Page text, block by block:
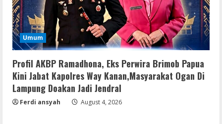
Umum
Profil AKBP Ramadhona, Eks Perwira Brimob Papua
Kini Jabat Kapolres Way Kanan,Masyarakat Ogan Di
Lampung Doakan Jadi Jendral
Ferdi ansyah August 4, 2026
4 August 8, 2026
5
Resettools
GraphPad Prism Academic & Corporate
August 8, 2026
Resettools
Nik Collection (by DxO) Portable [no